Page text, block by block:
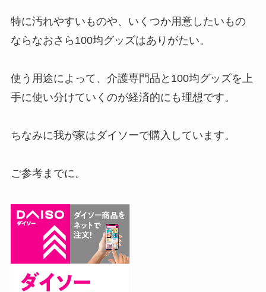
特に汚れやすいものや、いくつか用意したいもの
ならなおさら100均グッズはありがたい。
使う用途によって、介護専門品と100均グッズを上
手に使い分けていくのが経済的にも理想です。
ちなみに我が家はダイソーで購入しています。
ご参考までに。